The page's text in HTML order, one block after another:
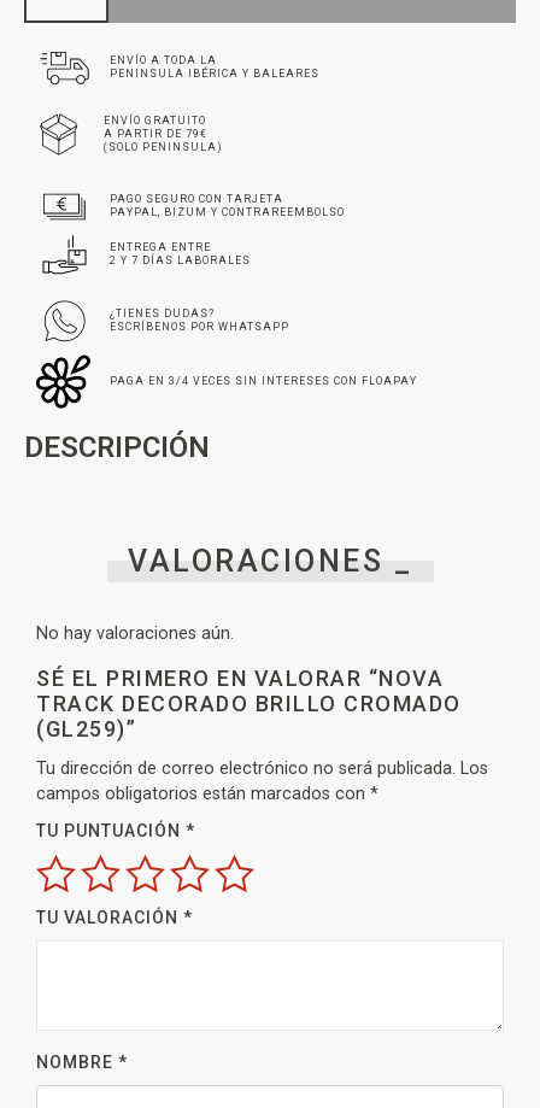
ENVÍO A TODA LA
PENINSULA IBÉRICA Y BALEARES
ENVÍO GRATUITO
A PARTIR DE 79€
(SOLO PENINSULA)
PAGO SEGURO CON TARJETA
PAYPAL, BIZUM Y CONTRAREEMBOLSO
ENTREGA ENTRE
2 Y 7 DÍAS LABORALES
¿TIENES DUDAS?
ESCRÍBENOS POR WHATSAPP
PAGA EN 3/4 VECES SIN INTERESES CON FLOAPAY
DESCRIPCIÓN
VALORACIONES _
No hay valoraciones aún.
SÉ EL PRIMERO EN VALORAR “NOVA
TRACK DECORADO BRILLO CROMADO
(GL259)”
Tu dirección de correo electrónico no será publicada. Los
campos obligatorios están marcados con *
TU PUNTUACIÓN *
TU VALORACIÓN *
NOMBRE *